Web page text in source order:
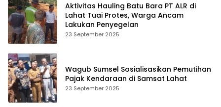
Aktivitas Hauling Batu Bara PT ALR di
Lahat Tuai Protes, Warga Ancam
Lakukan Penyegelan
23 September 2025
Wagub Sumsel Sosialisasikan Pemutihan
Pajak Kendaraan di Samsat Lahat
23 September 2025